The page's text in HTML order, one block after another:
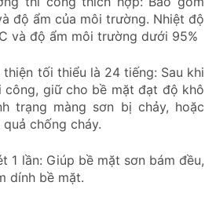
độ ẩm của môi trường. Nhiệt độ
và độ ẩm môi trường dưới 95%
tối thiểu là 24 tiếng: Sau khi
giữ cho bề mặt đạt độ khô
trạng màng sơn bị chảy, hoặc
chống cháy.
1 lần: Giúp bề mặt sơn bám đều,
dính bề mặt.